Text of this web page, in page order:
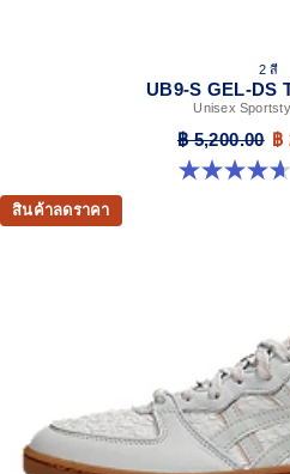
2 สี
UB9-S GEL-DS
Unisex
฿ 5,200.00 ฿
4.7 จาก 5 ดาว 93 รีวิว
สินค้าลดราคา